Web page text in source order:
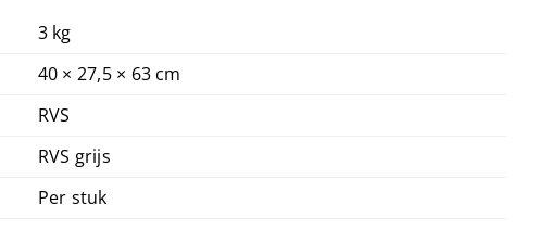
3 kg
40 × 27,5 × 63 cm
RVS
RVS grijs
Per stuk